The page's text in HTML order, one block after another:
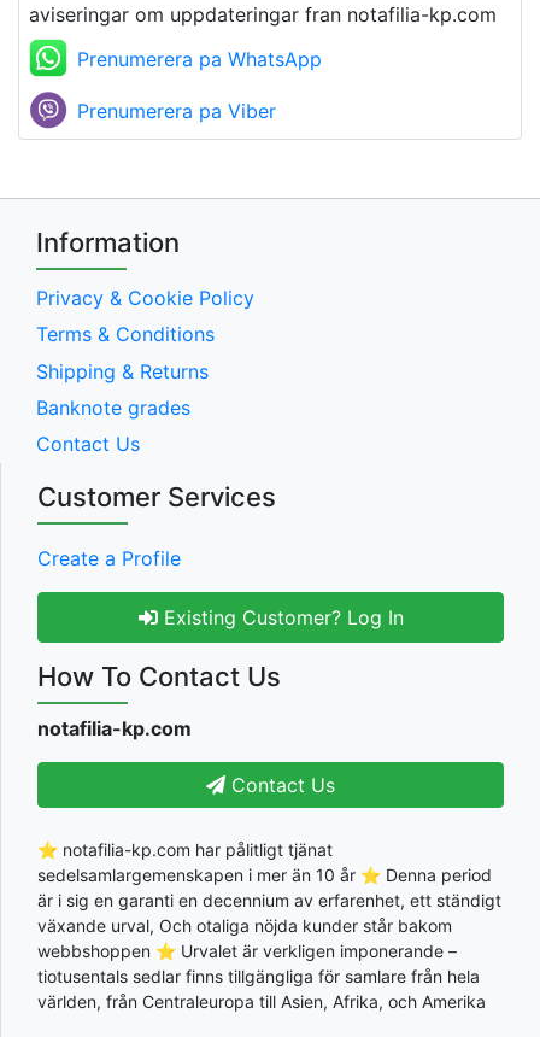
aviseringar om uppdateringar fran notafilia-kp.com
Prenumerera pa WhatsApp
Prenumerera pa Viber
Information
Privacy & Cookie Policy
Terms & Conditions
Shipping & Returns
Banknote grades
Contact Us
Customer Services
Create a Profile
Existing Customer? Log In
How To Contact Us
notafilia-kp.com
Contact Us
⭐ notafilia-kp.com har pålitligt tjänat
sedelsamlargemenskapen i mer än 10 år ⭐ Denna period
är i sig en garanti en decennium av erfarenhet, ett ständigt
växande urval, Och otaliga nöjda kunder står bakom
webbshoppen ⭐ Urvalet är verkligen imponerande –
tiotusentals sedlar finns tillgängliga för samlare från hela
världen, från Centraleuropa till Asien, Afrika, och Amerika